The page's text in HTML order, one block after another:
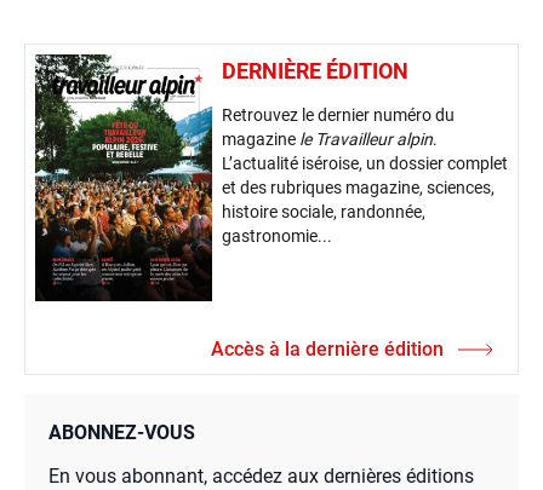
DERNIÈRE ÉDITION
Retrouvez le dernier numéro du
magazine le Travailleur alpin.
L’actualité iséroise, un dossier complet
et des rubriques magazine, sciences,
histoire sociale, randonnée,
gastronomie...
Accès à la dernière édition
ABONNEZ-VOUS
En vous abonnant, accédez aux dernières éditions